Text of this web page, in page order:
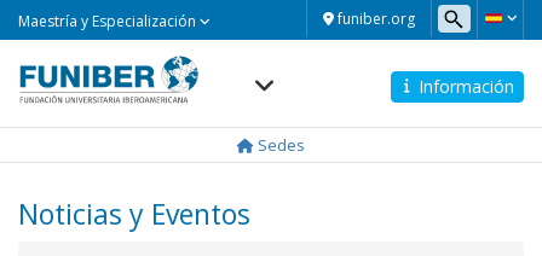
funiber.org
Maestría y Especialización
Información
Sedes
Noticias y Eventos